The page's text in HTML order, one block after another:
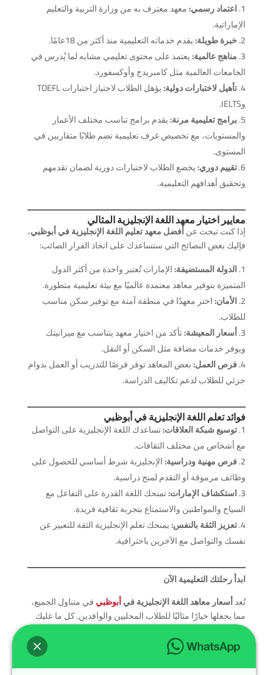
اعتماد رسمي:معهد معترف به من وزارة التربية والتعليم
الإماراتية.
خبرة طويلة:يقدم خدماته التعليمية منذ أكثر من 18عامًا.
مناهج عالمية:يعتمد على محتوى تعليمي مشابه لما يُدرس في
الجامعات العالمية مثل كامبريدج وأوكسفورد.
تأهيل لاختبارات دولية:
يؤهل الطلاب لاجتياز اختبارات TOEFL
وIELTS.
برامج تعليمية مرنة:يقدم برامج تناسب مختلف الأعمار
والمستويات، مع تخصيص غرف تعليمية تضم طلابًا متقاربين في
المستوى.
تقييم دوري:يخضع الطلاب لاختبارات دورية لضمان تقدمهم
وتحقيق أهدافهم التعليمية.
معايير اختيار معهد اللغة الإنجليزية المثالي
إذا كنت تبحث عنأفضل معهد تعليم اللغة الإنجليزية في أبوظبي،
فإليك بعض النصائح التي ستساعدك على اتخاذ القرار الصائب:
الدولة المستضيفة:الإمارات تُعتبر واحدة من أكثر الدول
المتميزة بتوفير معاهد معتمدة عالميًا مع بيئة تعليمية متطورة.
الأمان:اختر معهدًا في منطقة آمنة مع توفير سكن مناسب
للطلاب.
أسعار المعيشة:تأكد من اختيار معهد يتناسب مع ميزانيتك
ويوفر خدمات مضافة مثل السكن أو النقل.
فرص العمل:بعض المعاهد توفر فرصًا للتدريب أو العمل بدوام
جزئي للطلاب لدعم تكاليف الدراسة.
فوائد تعلم اللغة الإنجليزية فيأبوظبي
توسيع شبكة العلاقات:تساعدك اللغة الإنجليزية على التواصل
مع أشخاص من مختلف الثقافات.
فرص مهنية ودراسية:الإنجليزية شرط أساسي للحصول على
وظائف مرموقة أو التقدم لمنح دراسية.
استكشاف الإمارات:تمنحك اللغة القدرة على التفاعل مع
السياح والمواطنين والاستمتاع بتجربة ثقافية فريدة.
تعزيز الثقة بالنفس:يمنحك تعلم الإنجليزية الثقة للتعبير عن
نفسك والتواصل مع الآخرين باحترافية.
ابدأ رحلتك التعليمية الآن
تُعدأسعار معاهد اللغة الإنجليزية فيأبوظبيفي متناول الجميع،
مما يجعلها خيارًا مثاليًا للطلاب المحليين والوافدين. كل ما عليك
هو اختيار المعهد الذي يناسبك، والاستفادة من العروض المقدمة،
وبدء رحلتك نحو احتراف اللغة الإنجليزية.
إذا كنت تبحث عن جودة تعليمية وخدمات متميزة، لا تتردد في